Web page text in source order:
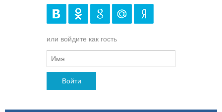
или войдите как гость
Войти